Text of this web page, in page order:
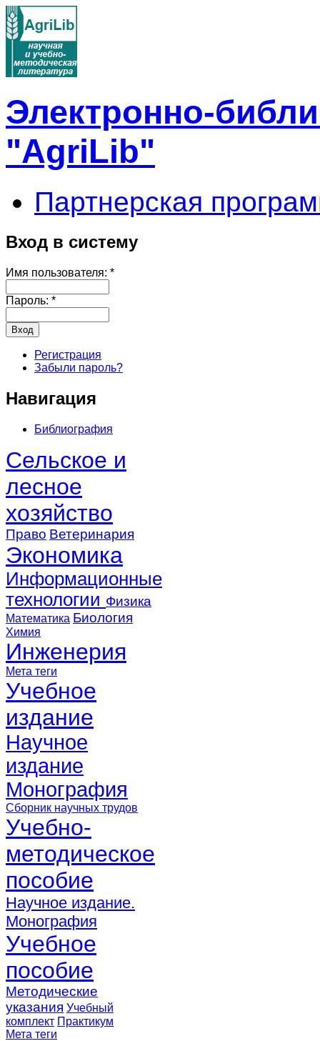
Электронно-
"AgriLib"
Партнерская
Вход в систему
Имя пользователя: *
Пароль: *
Регистрация
Забыли пароль?
Навигация
Библиография
Сельское и
лесное
хозяйство
Право Ветеринария
Экономика
Информационные
технологии Физика
Математика Биология
Химия
Инженерия
Мета теги
Учебное
издание
Научное
издание
Монография
Сборник научных трудов
Учебно-
методическое
пособие
Научное издание.
Монография
Учебное
пособие
Методические
указания Учебный
комплект Практикум
Мета теги